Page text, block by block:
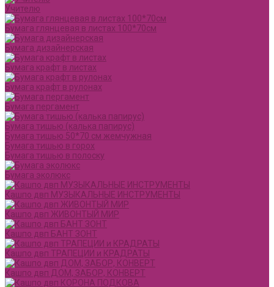
Учителю
Бумага глянцевая в листах 100*70см
Бумага дизайнерская
Бумага крафт в листах
Бумага крафт в рулонах
Бумага пергамент
Бумага тишью (калька папирус)
Бумага тишью 50*70 см жемчужная
Бумага тишью в горох
Бумага тишью в полоску
Бумага эколюкс
Кашпо двп МУЗЫКАЛЬНЫЕ ИНСТРУМЕНТЫ
Кашпо двп ЖИВОНТЫЙ МИР
Кашпо двп БАНТ ЗОНТ
Кашпо двп ТРАПЕЦИИ и КРАДРАТЫ
Кашпо двп ДОМ, ЗАБОР, КОНВЕРТ